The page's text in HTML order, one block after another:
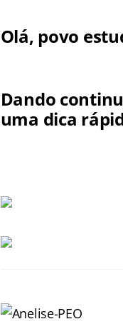
Olá, povo
Dando
uma dica